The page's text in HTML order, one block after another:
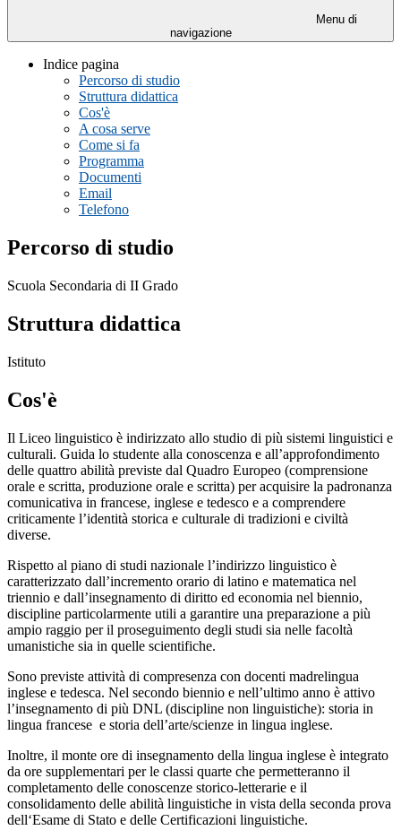
Menu di
navigazione
Indice pagina
Percorso di studio
Struttura didattica
Cos'è
A cosa serve
Come si fa
Programma
Documenti
Email
Telefono
Percorso di studio
Scuola Secondaria di II Grado
Struttura didattica
Istituto
Cos'è
Il Liceo linguistico è indirizzato allo studio di più sistemi linguistici e
culturali. Guida lo studente alla conoscenza e all’approfondimento
delle quattro abilità previste dal Quadro Europeo (comprensione
orale e scritta, produzione orale e scritta) per acquisire la padronanza
comunicativa in francese, inglese e tedesco e a comprendere
criticamente l’identità storica e culturale di tradizioni e civiltà
diverse.
Rispetto al piano di studi nazionale l’indirizzo linguistico è
caratterizzato dall’incremento orario di latino e matematica nel
triennio e dall’insegnamento di diritto ed economia nel biennio,
discipline particolarmente utili a garantire una preparazione a più
ampio raggio per il proseguimento degli studi sia nelle facoltà
umanistiche sia in quelle scientifiche.
Sono previste attività di compresenza con docenti madrelingua
inglese e tedesca. Nel secondo biennio e nell’ultimo anno è attivo
l’insegnamento di più DNL (discipline non linguistiche): storia in
lingua francese e storia dell’arte/scienze in lingua inglese.
Inoltre, il monte ore di insegnamento della lingua inglese è integrato
da ore supplementari per le classi quarte che permetteranno il
completamento delle conoscenze storico-letterarie e il
consolidamento delle abilità linguistiche in vista della seconda prova
dell‘Esame di Stato e delle Certificazioni linguistiche.